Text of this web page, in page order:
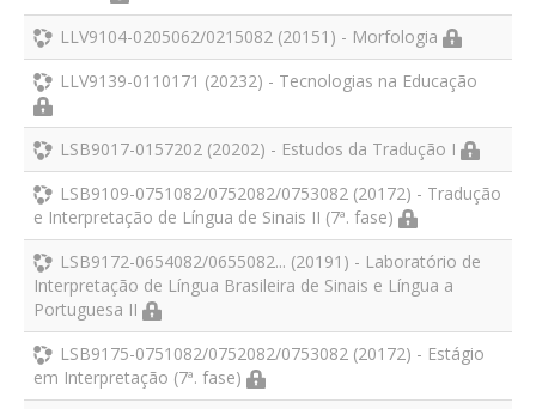
LLV9104-0205062/0215082 (20151) - Morfologia
LLV9139-0110171 (20232) - Tecnologias na Educação
LSB9017-0157202 (20202) - Estudos da Tradução I
LSB9109-0751082/0752082/0753082 (20172) - Tradução
e Interpretação de Língua de Sinais II (7ª. fase)
LSB9172-0654082/0655082... (20191) - Laboratório de
Interpretação de Língua Brasileira de Sinais e Língua a
Portuguesa II
LSB9175-0751082/0752082/0753082 (20172) - Estágio
em Interpretação (7ª. fase)